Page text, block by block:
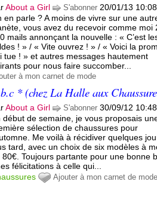
About a Girl S'abonner 20/01/13 10:08
en parle ? A moins de vivre sur une
vous avez du recevoir comme moi
mails annonçant la nouvelle : « C’est
! » / « Vite ouvrez ! » / « Voici la
tue ! » et autres messages hautement
pour nous faire succomber...
à mon carnet de mode
* (chez La Halle aux
About a Girl S'abonner 30/09/12 10:48
début de semaine, je vous proposais
sélection de chaussures pour
Me voilà à récidiver quelques
tard, avec un choix de six modèles à
80€. Toujours partante pour une bonne
félicitations à celle qui...
Ajouter à mon carnet de